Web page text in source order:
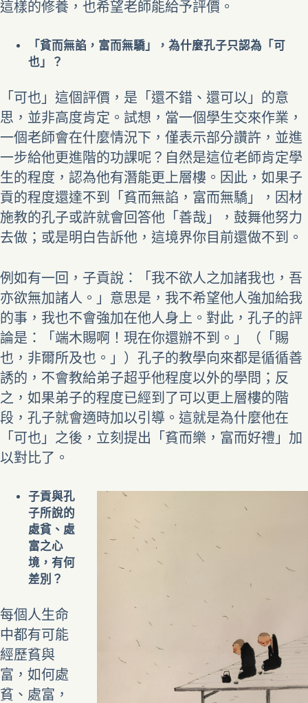
這樣的修養，也希望老師能給予評價。
「貧而無諂，富而無驕」，為什麼孔子只認為「可
也」？
「可也」這個評價，是「還不錯、還可以」的意
思，並非高度肯定。試想，當一個學生交來作業，
一個老師會在什麼情況下，僅表示部分讚許，並進
一步給他更進階的功課呢？自然是這位老師肯定學
生的程度，認為他有潛能更上層樓。因此，如果子
貢的程度還達不到「貧而無諂，富而無驕」，因材
施教的孔子或許就會回答他「善哉」，鼓舞他努力
去做；或是明白告訴他，這境界你目前還做不到。
例如有一回，子貢說：「我不欲人之加諸我也，吾
亦欲無加諸人。」意思是，我不希望他人強加給我
的事，我也不會強加在他人身上。對此，孔子的評
論是：「端木賜啊！現在你還辦不到。」（「賜
也，非爾所及也。」）孔子的教學向來都是循循善
誘的，不會教給弟子超乎他程度以外的學問；反
之，如果弟子的程度已經到了可以更上層樓的階
段，孔子就會適時加以引導。這就是為什麼他在
「可也」之後，立刻提出「貧而樂，富而好禮」加
以對比了。
子貢與孔
子所說的
處貧、處
富之心
境，有何
差別？
每個人生命
中都有可能
經歷貧與
富，如何處
貧、處富，